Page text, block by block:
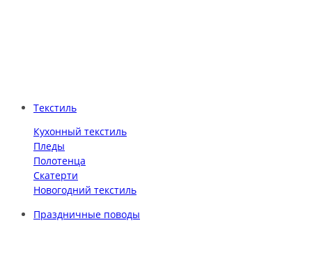
Текстиль
Кухонный текстиль
Пледы
Полотенца
Скатерти
Новогодний текстиль
Праздничные поводы